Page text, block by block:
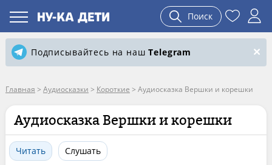
Поиск
Подписывайтесь на нашTelegram
Главная > Аудиосказки > Короткие > Аудиосказка Вершки и корешки
Аудиосказка Вершки и корешки
Читать Слушать